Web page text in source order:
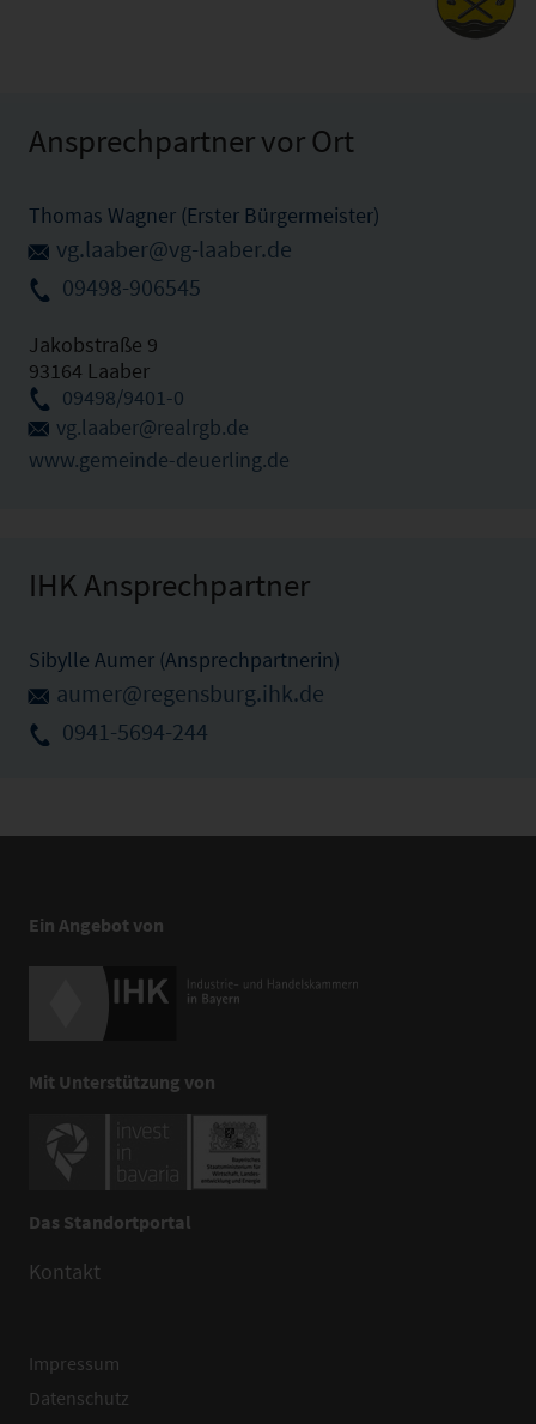
Ansprechpartner vor Ort
Thomas Wagner (Erster Bürgermeister)
vg.laaber@vg-laaber.de
09498-906545
Jakobstraße 9
93164 Laaber
09498/9401-0
vg.laaber@realrgb.de
www.gemeinde-deuerling.de
IHK Ansprechpartner
Sibylle Aumer (Ansprechpartnerin)
aumer@regensburg.ihk.de
0941-5694-244
Ein Angebot von
Mit Unterstützung von
Das Standortportal
Kontakt
Impressum
Datenschutz